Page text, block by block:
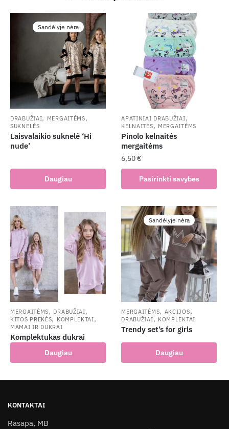
Sandėlyje nėra
DRABUŽIAI, MERGAITĖMS,
SUKNELĖS
Laisvalaikio suknelė ‘Hi
nude’
Daugiau
APATINIAI DRABUŽIAI,
KELNAITĖS, MERGAITĖMS
Pinolo kelnaitės
mergaitėms
6,50€
Pasirinkti savybes
product
multiple
variants.
The
options
may
chosen
the
product
page
MERGAITĖMS, DRABUŽIAI,
KITOS PREKĖS, KOMPLEKTAI,
MAMAI IR DUKRAI
Komplektukas dukrai
Daugiau
Sandėlyje nėra
MERGAITĖMS, AKCIJOS,
DRABUŽIAI, KOMPLEKTAI
Trendy set’s for girls
Daugiau
KONTAKTAI
Rasapa, MB